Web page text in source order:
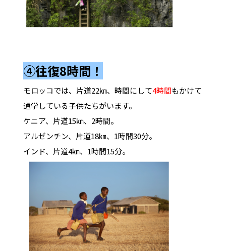
④往復8時間！
モロッコでは、片道22㎞、時間にして4時間もかけて
通学している子供たちがいます。
ケニア、片道15㎞、2時間。
アルゼンチン、片道18㎞、1時間30分。
インド、片道4㎞、1時間15分。